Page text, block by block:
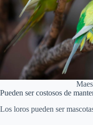
Pueden ser costosos de
Los loros pueden ser